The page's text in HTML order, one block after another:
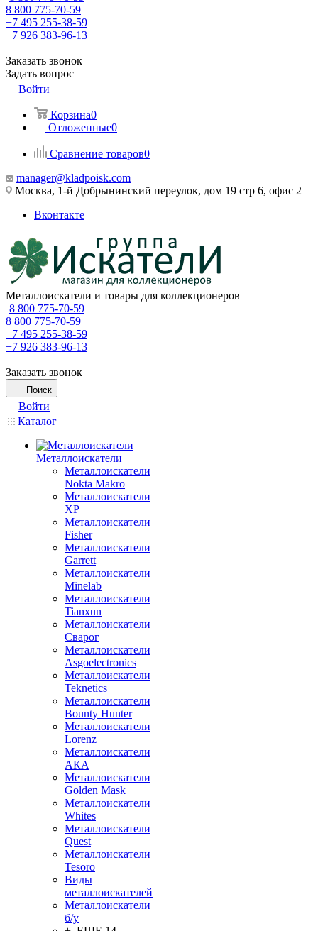
8 800 775-70-59
+7 495 255-38-59
+7 926 383-96-13
Заказать звонок
Задать вопрос
Войти
Корзина0
Отложенные0
Сравнение товаров0
manager@kladpoisk.com
Москва, 1-й Добрынинский переулок, дом 19 стр 6, офис 2
Вконтакте
Металлоискатели и товары для коллекционеров
8 800 775-70-59
8 800 775-70-59
+7 495 255-38-59
+7 926 383-96-13
Заказать звонок
Поиск
Войти
Каталог
Металлоискатели
Металлоискатели
Nokta Makro
Металлоискатели
XP
Металлоискатели
Fisher
Металлоискатели
Garrett
Металлоискатели
Minelab
Металлоискатели
Tianxun
Металлоискатели
Сварог
Металлоискатели
Asgoelectronics
Металлоискатели
Teknetics
Металлоискатели
Bounty Hunter
Металлоискатели
Lorenz
Металлоискатели
АКА
Металлоискатели
Golden Mask
Металлоискатели
Whites
Металлоискатели
Quest
Металлоискатели
Tesoro
Виды
металлоискателей
Металлоискатели
б/у